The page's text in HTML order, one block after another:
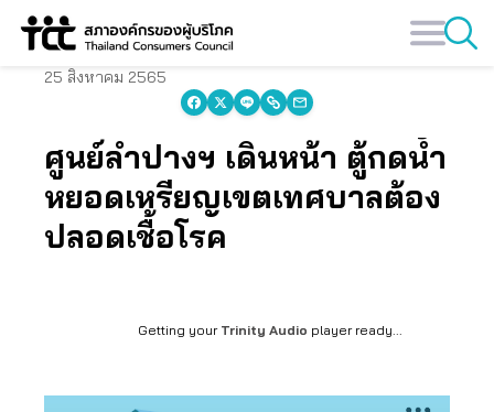
Skip
25 สิงหาคม 2565
ศูนย์ลำปางฯ เดินหน้า ตู้กดน้ำ
หยอดเหรียญเขตเทศบาลต้อง
ปลอดเชื้อโรค
Getting your Trinity Audio player ready...